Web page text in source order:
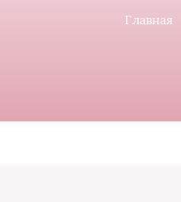
Главная